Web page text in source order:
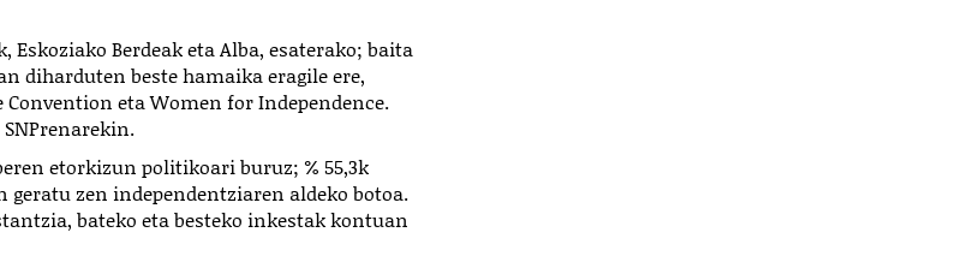
Berdeak eta Alba, esaterako; baita
diharduten beste hamaika eragile ere,
eta Women for Independence.
etorkizun politikoari buruz; % 55,3k
geratu zen independentziaren aldeko botoa.
bateko eta besteko inkestak kontuan